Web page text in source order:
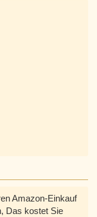
Amazon-Einkauf
Das kostet Sie